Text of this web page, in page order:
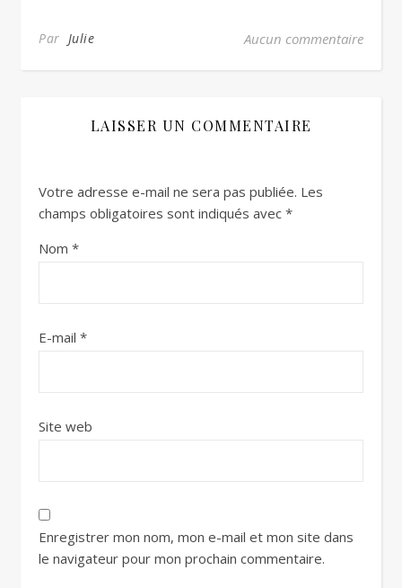
Par Julie Aucun commentaire
LAISSER UN COMMENTAIRE
Votre adresse e-mail ne sera pas publiée. Les
champs obligatoires sont indiqués avec *
Nom *
E-mail *
Site web
Enregistrer mon nom, mon e-mail et mon site dans
le navigateur pour mon prochain commentaire.